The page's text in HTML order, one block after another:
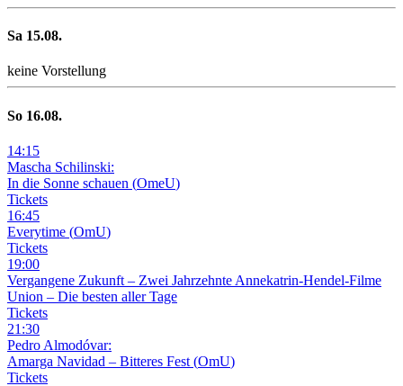
Sa 15.08.
keine Vorstellung
So 16.08.
14:15
Mascha Schilinski:
In die Sonne schauen (OmeU)
Tickets
16:45
Everytime (OmU)
Tickets
19:00
Vergangene Zukunft – Zwei Jahrzehnte Annekatrin-Hendel-Filme
Union – Die besten aller Tage
Tickets
21 :30
Pedro Almodóvar:
Amarga Navidad – Bitteres Fest (OmU)
Tickets